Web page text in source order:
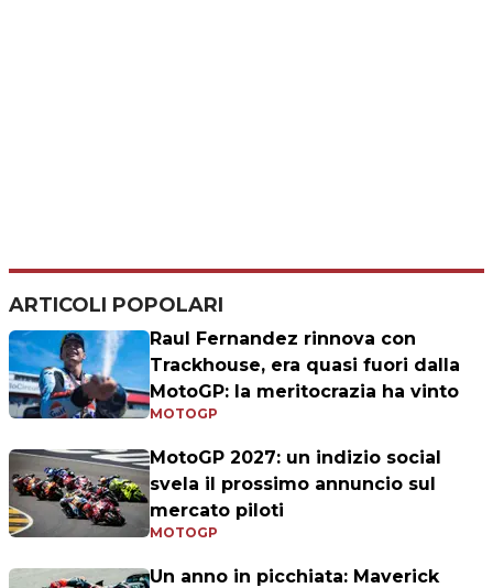
ARTICOLI POPOLARI
Raul Fernandez rinnova con
Trackhouse, era quasi fuori dalla
MotoGP: la meritocrazia ha vinto
MOTOGP
MotoGP 2027: un indizio social
svela il prossimo annuncio sul
mercato piloti
MOTOGP
Un anno in picchiata: Maverick